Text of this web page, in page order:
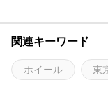
関連キーワード
ホイール 東